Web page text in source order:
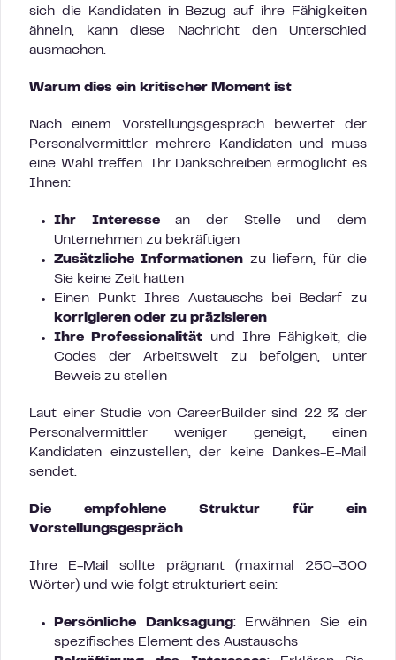
sich die Kandidaten in Bezug auf ihre Fähigkeiten
ähneln, kann diese Nachricht den Unterschied
ausmachen.
Warum dies ein kritischer Moment ist
Nach einem Vorstellungsgespräch bewertet der
Personalvermittler mehrere Kandidaten und muss
eine Wahl treffen. Ihr Dankschreiben ermöglicht es
Ihnen:
Ihr Interessean der Stelle und dem
Unternehmen zu bekräftigen
Zusätzliche Informationen zu liefern, für die
Sie keine Zeit hatten
Einen Punkt Ihres Austauschs bei Bedarf zu
korrigieren oder zu präzisieren
Ihre Professionalität und Ihre Fähigkeit, die
Codes der Arbeitswelt zu befolgen, unter
Beweis zu stellen
Laut einer Studie von CareerBuilder sind 22 % der
Personalvermittler weniger geneigt, einen
Kandidaten einzustellen, der keine Dankes-E-Mail
sendet.
Die empfohlene Struktur für ein
Vorstellungsgespräch
Ihre E-Mail sollte prägnant (maximal 250-300
Wörter) und wie folgt strukturiert sein:
Persönliche Danksagung: Erwähnen Sie ein
spezifisches Element des Austauschs